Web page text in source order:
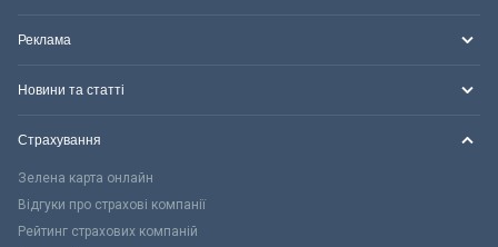
Реклама
Новини та статті
Страхування
Зелена карта онлайн
Відгуки про страхові компанії
Рейтинг страхових компаній